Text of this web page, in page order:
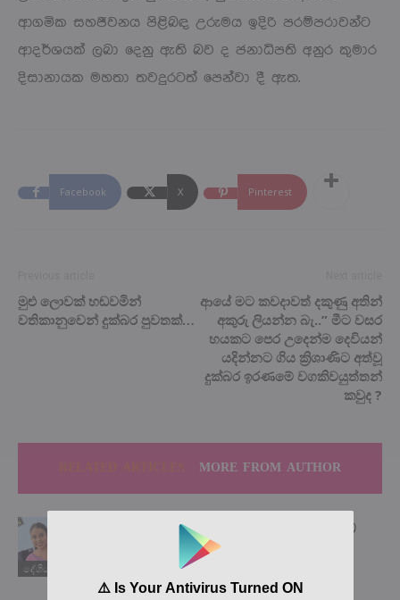
ආගමික සහජීවනය පිළිබඳ උරුමය ඉදිරි පරම්පරාවන්ට
ආදර්ශයක් ලබා දෙනු ඇති බව ද ජනාධිපති අනුර කුමාර
දිසානායක මහතා තවදුරටත් පෙන්වා දී ඇත.
Facebook X Pinterest
මුළු ලොවක් හඬවමින්
වතිකානුවෙන් දුක්බර පුවතක්…
ආයේ මට කවදාවත් දකුණු අතින්
අකුරු ලියන්න බැ..” මීට වසර
හයකට පෙර උදෙන්ම දෙවියන්
යදින්නට ගිය ක්‍රිශාණිට අත්වූ
දුක්බර ඉරණමේ වගකිවයුත්තන්
කවුද ?
MORE FROM AUTHOR
දේශිය පුවත්
බලවතූන් හමුවේ දණ නොනැමූ ‘යකඩ
ගැහැනිය’ සජීවනි අබේකෝන් අපේ
ගෞරවයට පාත්‍ර විය යුතුමයි! ඒ ගැන
ඇසෙන කතාව මෙන්න…